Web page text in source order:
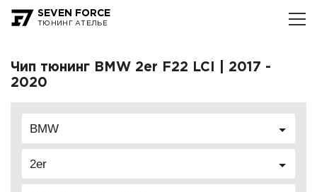
SEVEN FORCE
ТЮНИНГ АТЕЛЬЕ
Чип тюнинг BMW 2er F22 LCI | 2017 -
2020
BMW
2er